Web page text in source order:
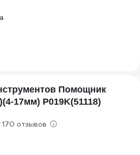
Помощник
17мм) P019K(51118)
170 отзывов